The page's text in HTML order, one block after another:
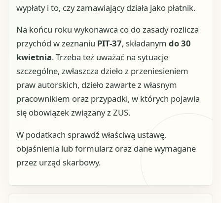
wypłaty i to, czy zamawiający działa jako płatnik.
Na końcu roku wykonawca co do zasady rozlicza
przychód w zeznaniu PIT-37, składanym do 30
kwietnia. Trzeba też uważać na sytuacje
szczególne, zwłaszcza dzieło z przeniesieniem
praw autorskich, dzieło zawarte z własnym
pracownikiem oraz przypadki, w których pojawia
się obowiązek związany z ZUS.
W podatkach sprawdź właściwą ustawę,
objaśnienia lub formularz oraz dane wymagane
przez urząd skarbowy.